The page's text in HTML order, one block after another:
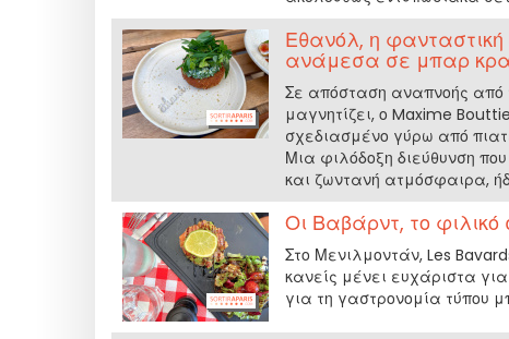
Εθανόλ, η
ανάμεσα σε μπαρ
Σε απόσταση αναπνοής από
μαγνητίζει, ο Maxime
σχεδιασμένο γύρω από
Μια φιλόδοξη διεύθυνση
και ζωντανή ατμόσφαιρα,
Οι Βαβάρντ, το
Στο Μενιλμοντάν, Les
κανείς μένει ευχάριστα
για τη γαστρονομία τύπου